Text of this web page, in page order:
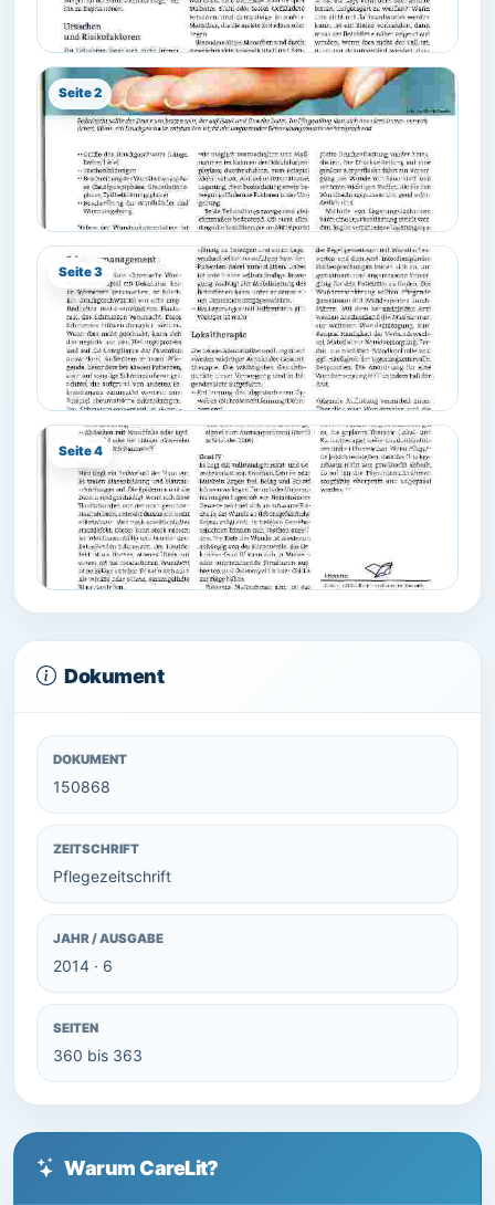
Seite 2
Seite 3
Seite 4
Dokument
DOKUMENT
150868
ZEITSCHRIFT
Pflegezeitschrift
JAHR / AUSGABE
2014 · 6
SEITEN
360 bis 363
Warum CareLit?